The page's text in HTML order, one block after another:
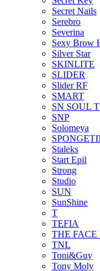
Secret Nails
Serebro
Severina
Sexy Brow
Silver Star
SKINLITE
SLIDER
Slider RF
SMART
SN SOUL
SNP
Solomeya
Staleks
Start Epil
Strong
Studio
SUN
SunShine
T
TEFIA
THE FACE
TNL
Toni&Guy
Tony Moly